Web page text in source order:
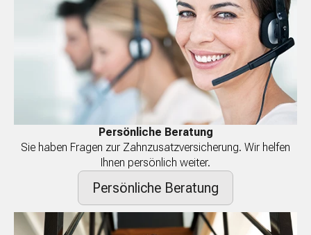
Persönliche Beratung
Sie haben Fragen zur Zahnzusatzversicherung. Wir helfen
Ihnen persönlich weiter.
Persönliche Beratung